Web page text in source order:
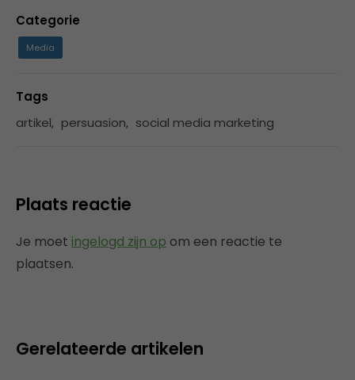
Categorie
Media
Tags
artikel, persuasion, social media marketing
Plaats reactie
Je moet ingelogd zijn op om een reactie te
plaatsen.
Gerelateerde artikelen